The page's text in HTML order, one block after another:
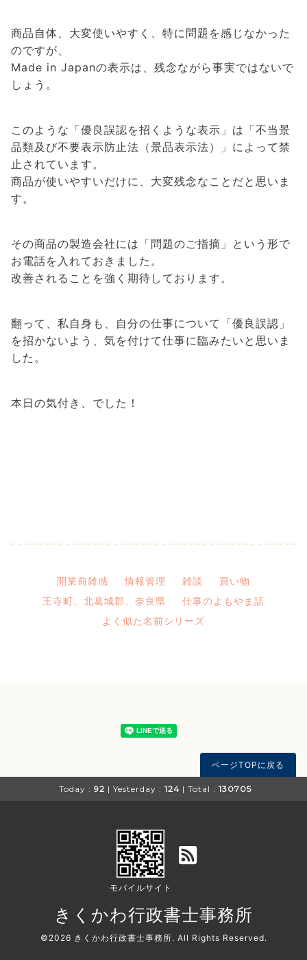
商品自体、大変使いやすく、特に問題を感じなかった
のですが、
Made in Japanの表示は、残念ながら事実ではないで
しょう。
このような「優良誤認を招くような表示」は「不当景
品類及び不要表示防止法（景品表示法）」によって禁
止されています。
商品が使いやすいだけに、大変残念なことだと思いま
す。
その商品の製造会社には「問題のご指摘」という形で
お電話を入れておきました。
改善されることを強く期待しております。
翻って、私自身も、自分の仕事について「優良誤認」
を招かないよう、気を付けて仕事に臨みたいと思いま
した。
本日の気付き、でした！
開業前雑感 情報管理 雑談
買い物
王寺町、北葛城郡、奈良県
仕事のよもやま話
よく似た名前シリーズ
ページTOPに戻る
Today : 92 | Yesterday : 124 | Total : 130705
モバイルサイト
きくかわ行政書士事務所
©2026 きくかわ行政書士事務所. All Rights Reserved.